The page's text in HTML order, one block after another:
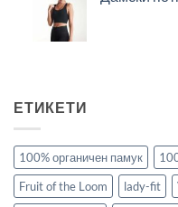
ЕТИКЕТИ
100% органичен памук
Fruit of the Loom
lady-fit